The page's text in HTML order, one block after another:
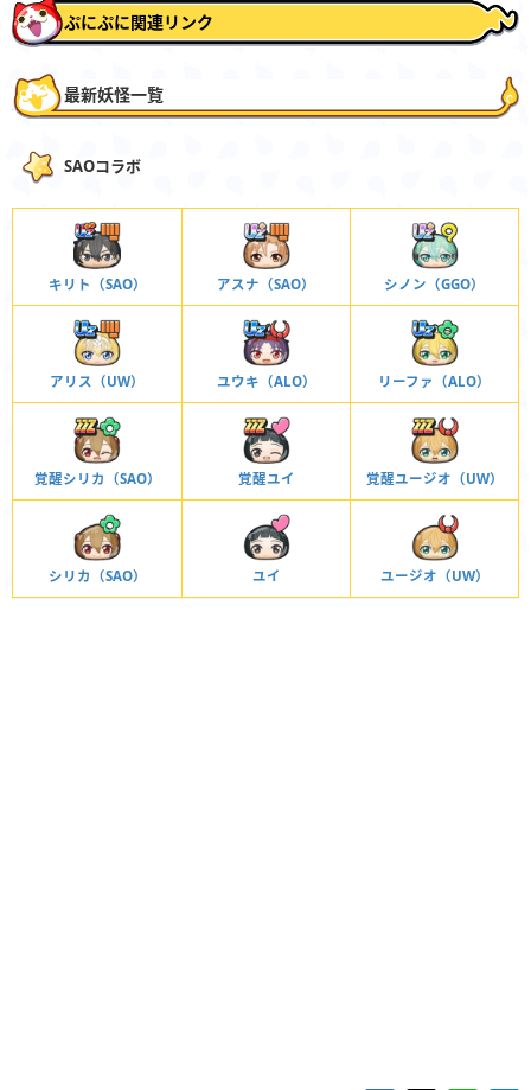
ぷにぷに関連リンク
最新妖怪一覧
SAOコラボ
キリト（SAO） アスナ（SAO） シノン（GGO）
アリス（UW） ユウキ（ALO） リーファ（ALO）
覚醒シリカ（SAO） 覚醒ユイ 覚醒ユージオ（UW）
シリカ（SAO） ユイ ユージオ（UW）